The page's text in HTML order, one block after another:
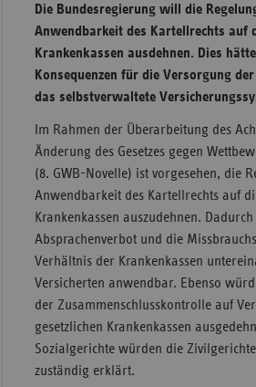
Die Bundesregierung will die
Anwendbarkeit des Kartellrechts auf
Krankenkassen ausdehnen. Dies
Konsequenzen für die Versorgung
das selbstverwaltete
Im Rahmen der Überarbeitung des
Änderung des Gesetzes gegen
(8. GWB-Novelle) ist vorgesehen, die
Anwendbarkeit des Kartellrechts auf
Krankenkassen auszudehnen.
Absprachenverbot und die
Verhältnis der Krankenkassen
Versicherten anwendbar. Ebenso
der Zusammenschlusskontrolle auf
gesetzlichen Krankenkassen
Sozialgerichte würden die
zuständig erklärt.